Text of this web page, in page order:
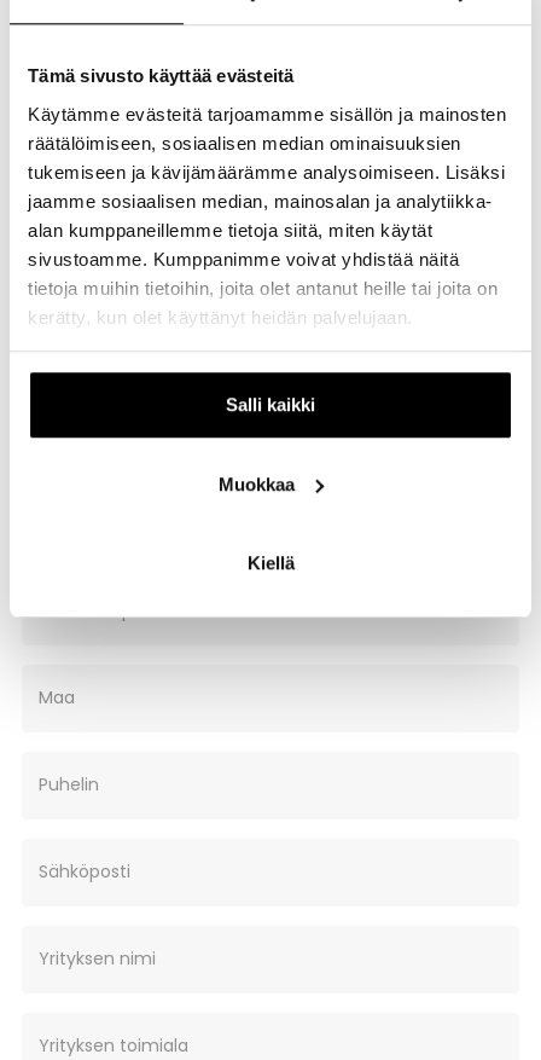
Tämä sivusto käyttää evästeitä
Käytämme evästeitä tarjoamamme sisällön ja mainosten
räätälöimiseen, sosiaalisen median ominaisuuksien
tukemiseen ja kävijämäärämme analysoimiseen. Lisäksi
jaamme sosiaalisen median, mainosalan ja analytiikka-
alan kumppaneillemme tietoja siitä, miten käytät
sivustoamme. Kumppanimme voivat yhdistää näitä
tietoja muihin tietoihin, joita olet antanut heille tai joita on
kerätty, kun olet käyttänyt heidän palvelujaan.
Salli kaikki
Muokkaa
Kiellä
Täytä lomake ja olemme sinuun
yhteydessä!
Nimi
Yritys
Katuosoite
Postitoimipaikka
Maa
Puhelin
Sähköposti
Yrityksen nimi
Yrityksen toimiala